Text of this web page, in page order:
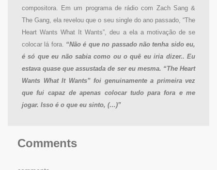
compositora. Em um programa de rádio com Zach Sang &
The Gang, ela revelou que o seu single do ano passado, “The
Heart Wants What It Wants”, deu a ela a motivação de se
colocar lá fora. “Não é que no passado não tenha sido eu,
é só que eu não sabia como ou o quê eu iria dizer.. Eu
estava quase que assustada de ser eu mesma. “The Heart
Wants What It Wants” foi genuinamente a primeira vez
que fui capaz de apenas colocar tudo para fora e me
jogar. Isso é o que eu sinto, (…)”
Comments